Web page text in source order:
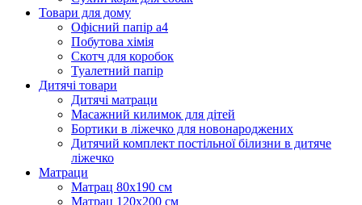
Товари для дому
Офісний папір а4
Побутова хімія
Скотч для коробок
Туалетний папір
Дитячі товари
Дитячі матраци
Масажний килимок для дітей
Бортики в ліжечко для новонароджених
Дитячий комплект постільної білизни в дитяче
ліжечко
Матраци
Матрац 80х190 см
Матрац 120х200 см